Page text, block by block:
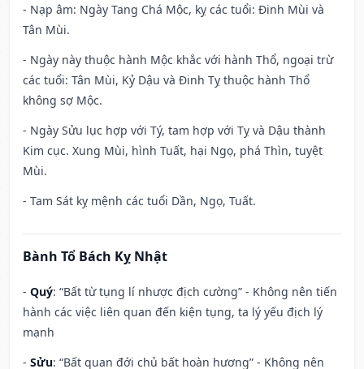
- Nạp âm: Ngày Tang Chá Mộc, kỵ các tuổi: Đinh Mùi và
Tân Mùi.
- Ngày này thuộc hành Mộc khắc với hành Thổ, ngoại trừ
các tuổi: Tân Mùi, Kỷ Dậu và Đinh Tỵ thuộc hành Thổ
không sợ Mộc.
- Ngày Sửu lục hợp với Tý, tam hợp với Tỵ và Dậu thành
Kim cục. Xung Mùi, hình Tuất, hại Ngọ, phá Thìn, tuyệt
Mùi.
- Tam Sát kỵ mệnh các tuổi Dần, Ngọ, Tuất.
Bành Tổ Bách Kỵ Nhật
- Quý: “Bất từ tụng lí nhược địch cường” - Không nên tiến
hành các việc liên quan đến kiện tụng, ta lý yếu địch lý
mạnh
- Sửu: “Bất quan đới chủ bất hoàn hương” - Không nên